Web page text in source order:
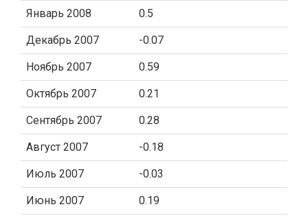
Январь 2008 0.5
Декабрь 2007 -0.07
Ноябрь 2007 0.59
Октябрь 2007 0.21
Сентябрь 2007 0.28
Август 2007 -0.18
Июль 2007 -0.03
Июнь 2007 0.19